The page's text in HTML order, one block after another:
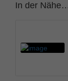
In der